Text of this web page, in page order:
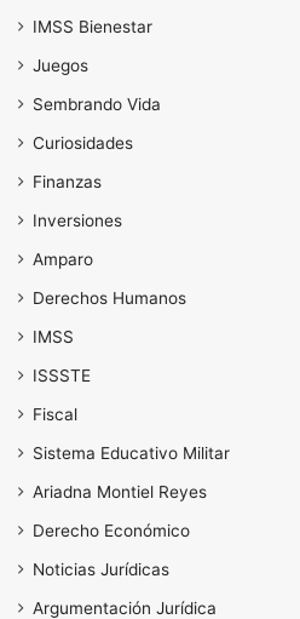
IMSS Bienestar
Juegos
Sembrando Vida
Curiosidades
Finanzas
Inversiones
Amparo
Derechos Humanos
IMSS
ISSSTE
Fiscal
Sistema Educativo Militar
Ariadna Montiel Reyes
Derecho Económico
Noticias Jurídicas
Argumentación Jurídica